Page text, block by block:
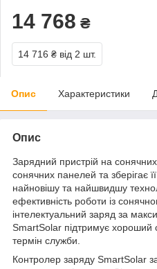
14 768 ₴
14 716 ₴ від 2 шт.
Опис Характеристики
Опис
Зарядний пристрій на
сонячних панелей та зберігає
найновішу та найшвидшу
ефективність роботи із
інтелектуальний заряд за
SmartSolar підтримує хороший
термін служби.
Контролер заряду SmartSolar